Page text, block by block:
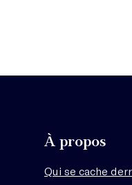
À propos
Qui se cache